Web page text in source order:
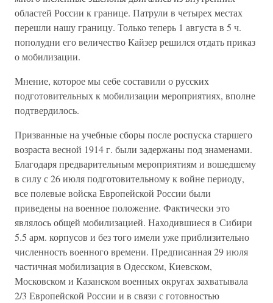
областей России к границе. Патрули в четырех местах
перешли нашу границу. Только теперь 1 августа в 5 ч.
пополудни его величество Кайзер решился отдать приказ
о мобилизации.
Мнение, которое мы себе составили о русских
подготовительных к мобилизации мероприятиях, вполне
подтвердилось.
Призванные на учебные сборы после роспуска старшего
возраста весной 1914 г. были задержаны под знаменами.
Благодаря предварительным мероприятиям и вошедшему
в силу с 26 июля подготовительному к войне периоду,
все полевые войска Европейской России были
приведены на военное положение. Фактически это
являлось общей мобилизацией. Находившиеся в Сибири
5.5 арм. корпусов и без того имели уже приблизительно
численность военного времени. Предписанная 29 июля
частичная мобилизация в Одесском, Киевском,
Московском и Казанском военных округах захватывала
2/3 Европейской России и в связи с готовностью